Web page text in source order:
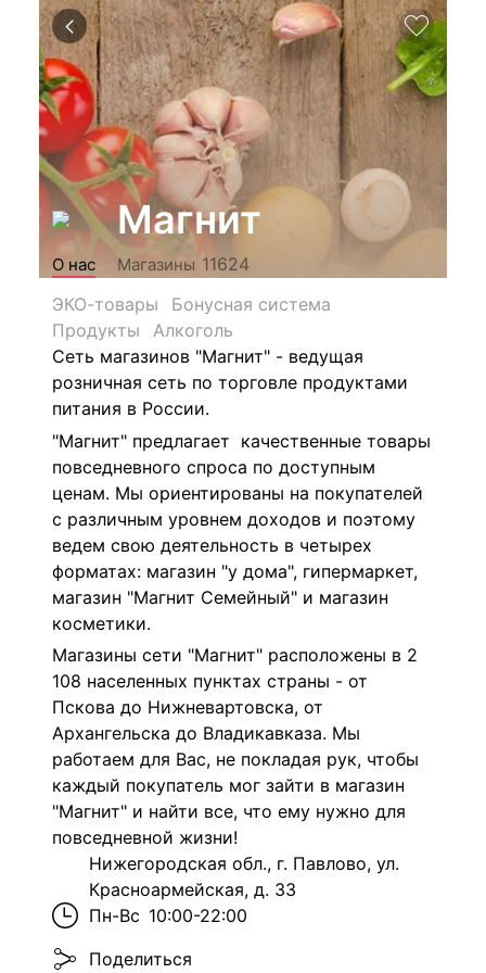
Магнит
О нас Магазины 11624
ЭКО-товары
Бонусная система
Продукты
Алкоголь
Сеть магазинов "Магнит" - ведущая
розничная сеть по торговле продуктами
питания в России.
"Магнит" предлагает качественные товары
повседневного спроса по доступным
ценам. Мы ориентированы на покупателей
с различным уровнем доходов и поэтому
ведем свою деятельность в четырех
форматах: магазин "у дома", гипермаркет,
магазин "Магнит Семейный" и магазин
косметики.
Магазины сети "Магнит" расположены в 2
108 населенных пунктах страны - от
Пскова до Нижневартовска, от
Архангельска до Владикавказа. Мы
работаем для Вас, не покладая рук, чтобы
каждый покупатель мог зайти в магазин
"Магнит" и найти все, что ему нужно для
повседневной жизни!
Нижегородская обл., г. Павлово, ул.
Красноармейская, д. 33
Пн-Вс 10:00-22:00
Поделиться